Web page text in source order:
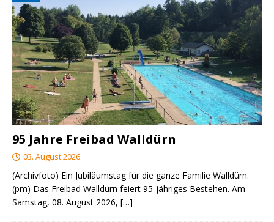
95 Jahre Freibad Walldürn
03. August 2026
(Archivfoto) Ein Jubiläumstag für die ganze Familie Walldürn.
(pm) Das Freibad Walldürn feiert 95-jähriges Bestehen. Am
Samstag, 08. August 2026, […]